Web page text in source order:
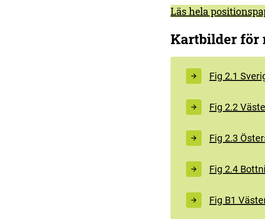
Läs hela
Kartbilder för
Fig 2.1
Fig 2.2
Fig 2.3
Fig 2.4
Fig B1